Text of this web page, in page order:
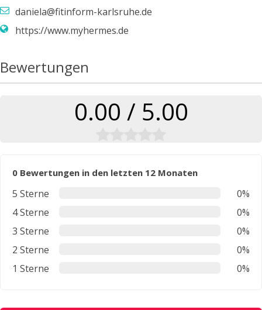
daniela@fitinform-karlsruhe.de
https://www.myhermes.de
Bewertungen
0.00 / 5.00
0 Bewertungen in den letzten 12 Monaten
5 Sterne
0%
4 Sterne
0%
3 Sterne
0%
2 Sterne
0%
1 Sterne
0%